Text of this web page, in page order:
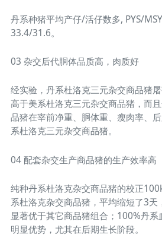
丹系种猪平均产仔/活仔数多, PYS/
33.4/31.6。
03 杂交后代胴体品质高，肉质好
经实验，丹系杜洛克三元杂交商品猪
高于美系杜洛克三元杂交商品猪，而
品猪在宰前净重、胴体重、瘦肉率、
系杜洛克三元杂交商品猪。
04 配套杂交生产商品猪的生产效率高
纯种丹系杜洛克杂交商品猪的校正
系杜洛克杂交商品猪，平均缩短了3天
显著优于其它商品猪组合；100%丹
明显优势，尤其在后期生长阶段。